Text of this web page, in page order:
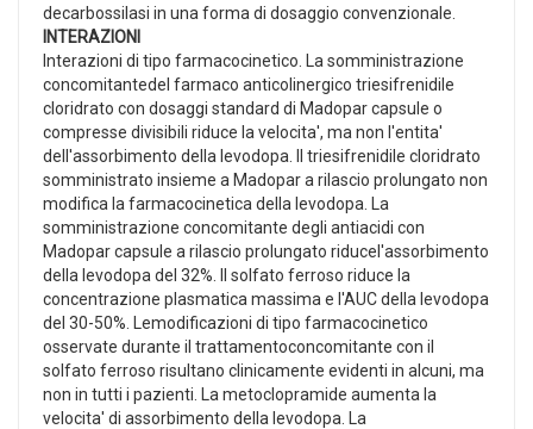
decarbossilasi in una forma di dosaggio convenzionale.
INTERAZIONI
Interazioni di tipo farmacocinetico. La somministrazione
concomitantedel farmaco anticolinergico triesifrenidile
cloridrato con dosaggi standard di Madopar capsule o
compresse divisibili riduce la velocita', ma non l'entita'
dell'assorbimento della levodopa. Il triesifrenidile cloridrato
somministrato insieme a Madopar a rilascio prolungato non
modifica la farmacocinetica della levodopa. La
somministrazione concomitante degli antiacidi con
Madopar capsule a rilascio prolungato riducel'assorbimento
della levodopa del 32%. Il solfato ferroso riduce la
concentrazione plasmatica massima e l'AUC della levodopa
del 30-50%. Lemodificazioni di tipo farmacocinetico
osservate durante il trattamentoconcomitante con il
solfato ferroso risultano clinicamente evidenti in alcuni, ma
non in tutti i pazienti. La metoclopramide aumenta la
velocita' di assorbimento della levodopa. La